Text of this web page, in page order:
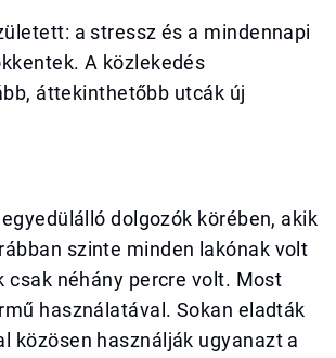
a stressz és a mindennapi
A közlekedés
áttekinthetőbb utcák új
dolgozók körében, akik
szinte minden lakónak volt
csak néhány percre volt. Most
használatával. Sokan eladták
közösen használják ugyanazt a